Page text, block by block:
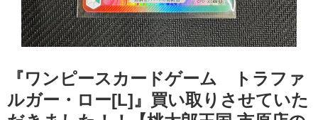
『ワンピースカードゲーム トラファ
ルガー・ロー[L]』買い取りさせていた